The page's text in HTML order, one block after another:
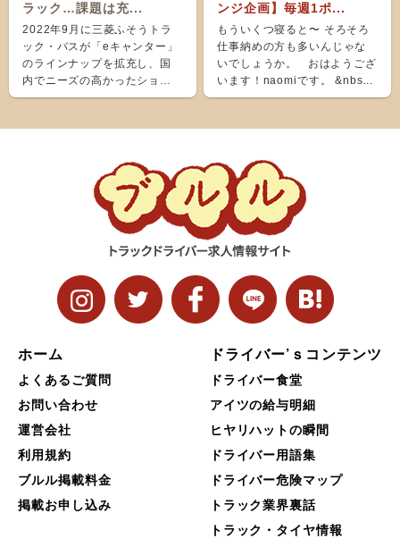
ラック…課題は充...
2022年9月に三菱ふそうトラ
ック・バスが「eキャンター」
のラインナップを拡充し、国
内でニーズの高かったショー
ト＆ナローボディ（G...
ンジ企画】毎週1ポ...
もういくつ寝ると〜 そろそろ
仕事納めの方も多いんじゃな
いでしょうか。 おはようござ
います！naomiです。 &nbs...
ホーム
よくあるご質問
お問い合わせ
運営会社
利用規約
ブルル掲載料金
掲載お申し込み
ドライバー’ｓコンテンツ
ドライバー食堂
アイツの給与明細
ヒヤリハットの瞬間
ドライバー用語集
ドライバー危険マップ
トラック業界裏話
トラック・タイヤ情報